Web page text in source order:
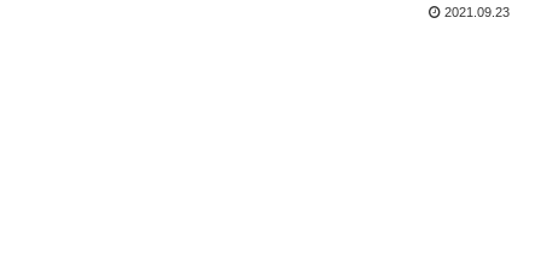
2021.09.23